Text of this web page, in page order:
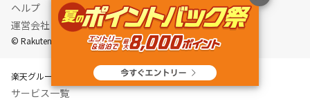
ヘルプ
運営会社
© Rakuten Group, Inc.
楽天グループ
サービス一覧